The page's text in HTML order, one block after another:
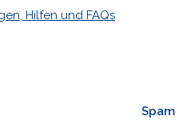
Hilfen und FAQs
Spam